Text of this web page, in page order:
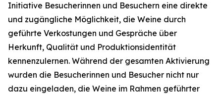
Initiative Besucherinnen und Besuchern eine direkte
und zugängliche Möglichkeit, die Weine durch
geführte Verkostungen und Gespräche über
Herkunft, Qualität und Produktionsidentität
kennenzulernen. Während der gesamten Aktivierung
wurden die Besucherinnen und Besucher nicht nur
dazu eingeladen, die Weine im Rahmen geführter